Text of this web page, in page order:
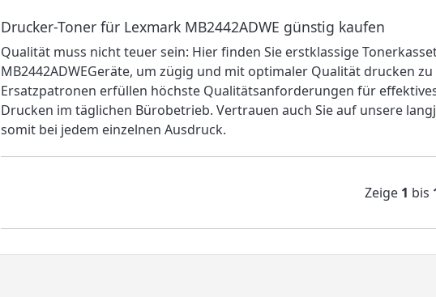
Drucker-Toner für Lexmark MB2442ADWE günstig kaufen
Qualität muss nicht teuer sein: Hier finden Sie erstklassige
MB2442ADWEGeräte, um zügig und mit optimaler Qualität drucken
Ersatzpatronen erfüllen höchste Qualitätsanforderungen für
Drucken im täglichen Bürobetrieb. Vertrauen auch Sie auf unsere
somit bei jedem einzelnen Ausdruck.
Zeige 1 bis